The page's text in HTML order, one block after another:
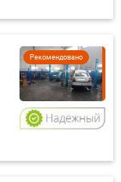
Рекомендовано